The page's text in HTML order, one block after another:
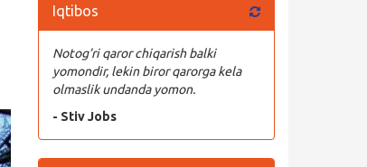
Iqtibos
Notog’ri qaror chiqarish balki
yomondir, lekin biror qarorga kela
olmaslik undanda yomon.
- Stiv Jobs